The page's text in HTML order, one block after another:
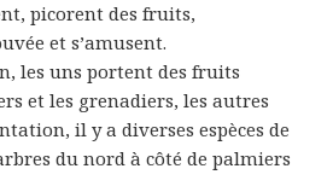
picorent des fruits,
et s’amusent.
les uns portent des fruits
et les grenadiers, les autres
il y a diverses espèces de
du nord à côté de palmiers